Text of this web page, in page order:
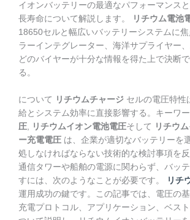
イオンバッテリーの最適なパフォーマンス
長寿命について解説します。
リチウム電池
18650セルと幅広いバッテリーシステムに
ラーインテグレーター、海洋サプライヤー
どのバイヤーが十分な情報を得た上で決断
る。
について リチウムチャージ セルの電圧特性
給とシステム効率に直接影響する。キーワ
圧
リチウムイオン電池電圧そして リチウ
ー充電電圧 は、企業が適切なバッテリーを
処しなければならない技術的な検討事項を反
通信タワーや船舶の電源に関わらず、バッ
すには、次のようなことが必要です。
リチ
運用成功の鍵です。この記事では、電圧の基
充電プロトコル、アプリケーション、ベス